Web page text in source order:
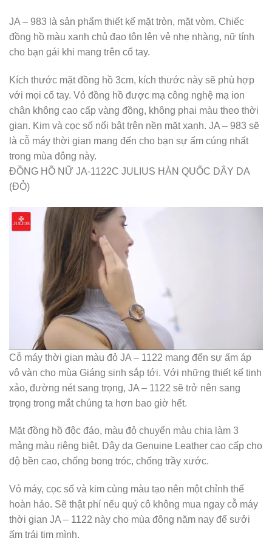
JA – 983 là sản phẩm thiết kế mặt tròn, mặt vòm. Chiếc
đồng hồ màu xanh chủ đạo tôn lên vẻ nhẹ nhàng, nữ tính
cho bạn gái khi mang trên cổ tay.
Kích thước mặt đồng hồ 3cm, kích thước này sẽ phù hợp
với mọi cổ tay. Vỏ đồng hồ được mạ công nghệ mạ ion
chân không cao cấp vàng đồng, không phai màu theo thời
gian. Kim và cọc số nổi bật trên nền mặt xanh. JA – 983 sẽ
là cỗ máy thời gian mang đến cho bạn sự ấm cúng nhất
trong mùa đông này.
ĐỒNG HỒ NỮ JA-1122C JULIUS HÀN QUỐC DÂY DA
(ĐỎ)
Cỗ máy thời gian màu đỏ JA – 1122 mang đến sự ấm áp
vô vàn cho mùa Giáng sinh sắp tới. Với những thiết kế tinh
xảo, đường nét sang trọng, JA – 1122 sẽ trở nên sang
trọng trong mắt chúng ta hơn bao giờ hết.
Mặt đồng hồ độc đáo, màu đỏ chuyển màu chia làm 3
mảng màu riêng biệt. Dây da Genuine Leather cao cấp cho
độ bền cao, chống bong tróc, chống trầy xước.
Vỏ máy, cọc số và kim cùng màu tạo nên một chỉnh thể
hoàn hảo. Sẽ thật phí nếu quý cô không mua ngay cỗ máy
thời gian JA – 1122 này cho mùa đông năm nay để sưởi
ấm trái tim mình.